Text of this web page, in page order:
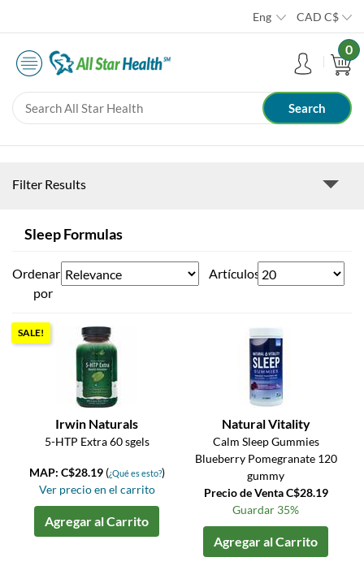
Eng CAD C$
0
Filter Results
Sleep Formulas
Ordenar
por
Artículos
SALE!
Irwin Naturals
5-HTP Extra 60 sgels
MAP: C$28.19 (¿Qué es esto?)
Ver precio en el carrito
Agregar al Carrito
Natural Vitality
Calm Sleep Gummies
Blueberry Pomegranate 120
gummy
Precio de Venta C$28.19
Guardar 35%
Agregar al Carrito